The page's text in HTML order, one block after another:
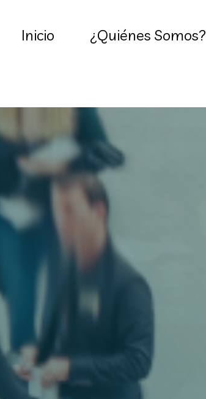
Inicio ¿Quiénes Somos?